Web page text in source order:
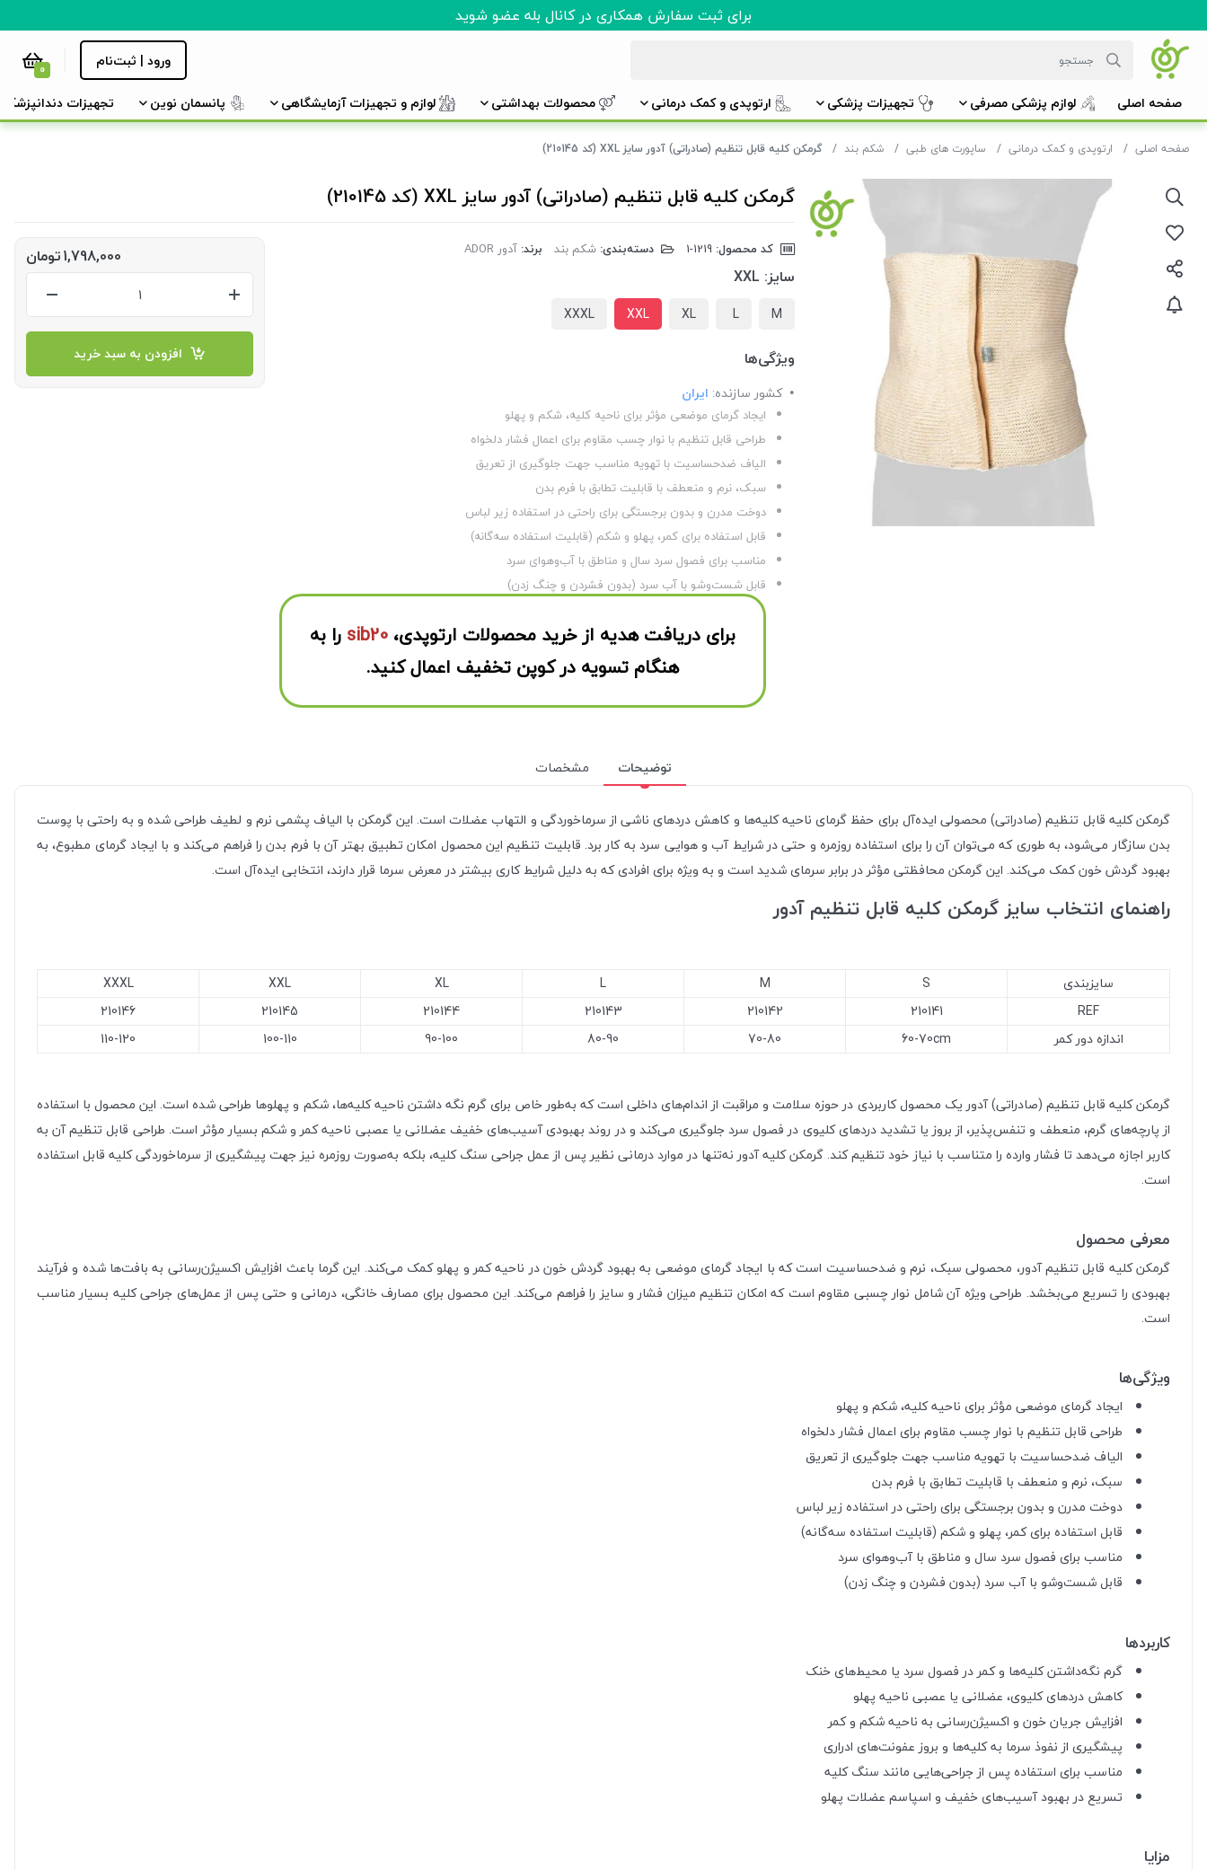
برای ثبت سفارش همکاری در کانال بله عضو شوید
ورود | ثبت‌نام 0
صفحه اصلی لوازم پزشکی مصرفی تجهیزات پزشکی ارتوپدی و کمک درمانی محصولات بهداشتی لوازم و تجهیزات آزمایشگاهی پانسمان نوین تجهیزات دندانپزشکی
صفحه اصلی ارتوپدی و کمک درمانی ساپورت های طبی شکم بند گرمکن کلیه قابل تنظیم (صادراتی) آدور سایز XXL (کد 210145)
گرمکن کلیه قابل تنظیم (صادراتی) آدور سایز XXL (کد 210145)
کد محصول: دسته‌بندی: شکم بند برند: آدور ADOR
سایز: XXL
M
L
XL
XXL
XXXL
ویژگی‌ها
کشور سازنده: ایران
ایجاد گرمای موضعی مؤثر برای ناحیه کلیه، شکم و پهلو
طراحی قابل تنظیم با نوار چسب مقاوم برای اعمال فشار دلخواه
الیاف ضدحساسیت با تهویه مناسب جهت جلوگیری از تعریق
سبک، نرم و منعطف با قابلیت تطابق با فرم بدن
دوخت مدرن و بدون برجستگی برای راحتی در استفاده زیر لباس
قابل استفاده برای کمر، پهلو و شکم (قابلیت استفاده سه‌گانه)
مناسب برای فصول سرد سال و مناطق با آب‌وهوای سرد
قابل شست‌وشو با آب سرد (بدون فشردن و چنگ زدن)
برای دریافت هدیه از خرید محصولات ارتوپدی، sib20 را به
هنگام تسویه در کوپن تخفیف اعمال کنید.
1,798,000تومان
افزودن به سبد خرید
توضیحات مشخصات
گرمکن کلیه قابل تنظیم (صادراتی) محصولی ایده‌آل برای حفظ گرمای ناحیه کلیه‌ها و کاهش دردهای ناشی از سرماخوردگی و التهاب عضلات است. این گرمکن با الیاف پشمی نرم و لطیف طراحی شده و به راحتی با پوست
بدن سازگار می‌شود، به طوری که می‌توان آن را برای استفاده روزمره و حتی در شرایط آب و هوایی سرد به کار برد. قابلیت تنظیم این محصول امکان تطبیق بهتر آن با فرم بدن را فراهم می‌کند و با ایجاد گرمای مطبوع، به
بهبود گردش خون کمک می‌کند. این گرمکن محافظتی مؤثر در برابر سرمای شدید است و به ویژه برای افرادی که به دلیل شرایط کاری بیشتر در معرض سرما قرار دارند، انتخابی ایده‌آل است.
راهنمای انتخاب سایز گرمکن کلیه قابل تنظیم آدور
سایزبندی S
M
L
XL
XXL
XXXL
REF
210141
210142
210143
210144
210145
210146
اندازه دور کمر
60-70cm
70-80
80-90
90-100
100-110
110-120
گرمکن کلیه قابل تنظیم (صادراتی) آدور یک محصول کاربردی در حوزه سلامت و مراقبت از اندام‌های داخلی است که به‌طور خاص برای گرم نگه داشتن ناحیه کلیه‌ها، شکم و پهلوها طراحی شده است. این محصول با استفاده
از پارچه‌های گرم، منعطف و تنفس‌پذیر، از بروز یا تشدید دردهای کلیوی در فصول سرد جلوگیری می‌کند و در روند بهبودی آسیب‌های خفیف عضلانی یا عصبی ناحیه کمر و شکم بسیار مؤثر است. طراحی قابل تنظیم آن به
کاربر اجازه می‌دهد تا فشار وارده را متناسب با نیاز خود تنظیم کند. گرمکن کلیه آدور نه‌تنها در موارد درمانی نظیر پس از عمل جراحی سنگ کلیه، بلکه به‌صورت روزمره نیز جهت پیشگیری از سرماخوردگی کلیه قابل استفاده
است.
معرفی محصول
گرمکن کلیه قابل تنظیم آدور، محصولی سبک، نرم و ضدحساسیت است که با ایجاد گرمای موضعی به بهبود گردش خون در ناحیه کمر و پهلو کمک می‌کند. این گرما باعث افزایش اکسیژن‌رسانی به بافت‌ها شده و فرآیند
بهبودی را تسریع می‌بخشد. طراحی ویژه آن شامل نوار چسبی مقاوم است که امکان تنظیم میزان فشار و سایز را فراهم می‌کند. این محصول برای مصارف خانگی، درمانی و حتی پس از عمل‌های جراحی کلیه بسیار مناسب
است.
ویژگی‌ها
ایجاد گرمای موضعی مؤثر برای ناحیه کلیه، شکم و پهلو
طراحی قابل تنظیم با نوار چسب مقاوم برای اعمال فشار دلخواه
الیاف ضدحساسیت با تهویه مناسب جهت جلوگیری از تعریق
سبک، نرم و منعطف با قابلیت تطابق با فرم بدن
دوخت مدرن و بدون برجستگی برای راحتی در استفاده زیر لباس
قابل استفاده برای کمر، پهلو و شکم (قابلیت استفاده سه‌گانه)
مناسب برای فصول سرد سال و مناطق با آب‌وهوای سرد
قابل شست‌وشو با آب سرد (بدون فشردن و چنگ زدن)
کاربردها
گرم نگه‌داشتن کلیه‌ها و کمر در فصول سرد یا محیط‌های خنک
کاهش دردهای کلیوی، عضلانی یا عصبی ناحیه پهلو
افزایش جریان خون و اکسیژن‌رسانی به ناحیه شکم و کمر
پیشگیری از نفوذ سرما به کلیه‌ها و بروز عفونت‌های ادراری
مناسب برای استفاده پس از جراحی‌هایی مانند سنگ کلیه
تسریع در بهبود آسیب‌های خفیف و اسپاسم عضلات پهلو
مزایا